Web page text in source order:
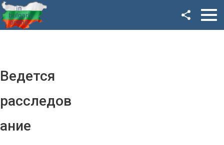
Ведется
расследов
ание